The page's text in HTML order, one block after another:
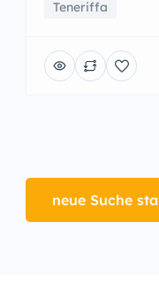
Teneriffa
neue Suche